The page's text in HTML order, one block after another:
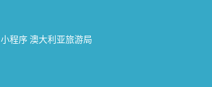
小程序 澳大利亚旅游局